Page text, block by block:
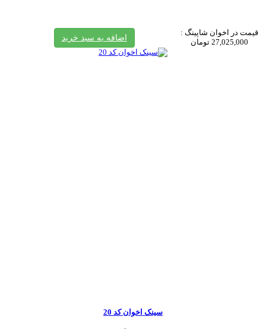
قیمت در اخوان شاپینگ :
27,025,000 تومان
اضافه به سبد خرید
سینک اخوان کد 20